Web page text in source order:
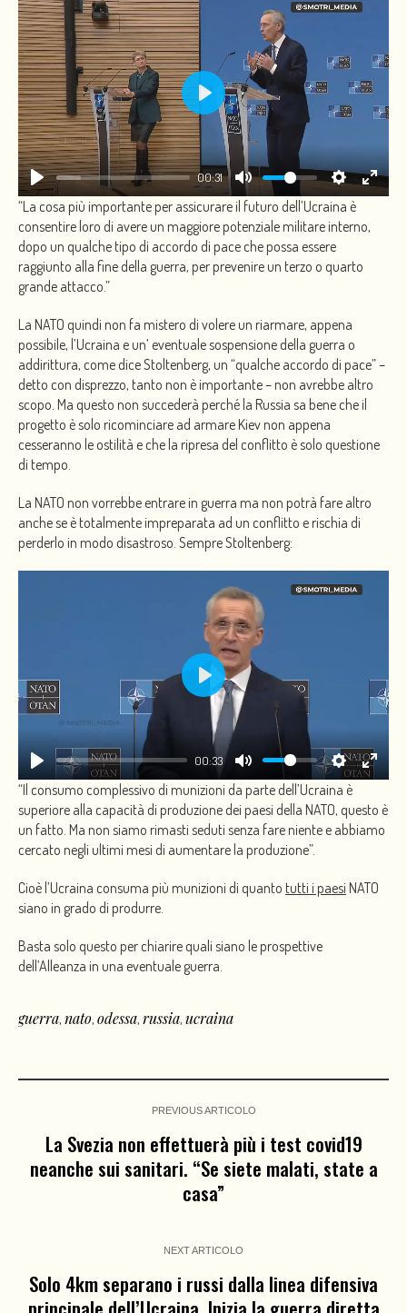
00:31
PLAY
“La cosa più importante per assicurare il futuro dell’Ucraina è
consentire loro di avere un maggiore potenziale militare interno,
dopo un qualche tipo di accordo di pace che possa essere
raggiunto alla fine della guerra, per prevenire un terzo o quarto
grande attacco.”
La NATO quindi non fa mistero di volere un riarmare, appena
possibile, l’Ucraina e un’ eventuale sospensione della guerra o
addirittura, come dice Stoltenberg, un “qualche accordo di pace” –
detto con disprezzo, tanto non è importante – non avrebbe altro
scopo. Ma questo non succederà perché la Russia sa bene che il
progetto è solo ricominciare ad armare Kiev non appena
cesseranno le ostilità e che la ripresa del conflitto è solo questione
di tempo.
La NATO non vorrebbe entrare in guerra ma non potrà fare altro
anche se è totalmente impreparata ad un conflitto e rischia di
perderlo in modo disastroso. Sempre Stoltenberg:
00:33
PLAY
“Il consumo complessivo di munizioni da parte dell’Ucraina è
superiore alla capacità di produzione dei paesi della NATO, questo è
un fatto. Ma non siamo rimasti seduti senza fare niente e abbiamo
cercato negli ultimi mesi di aumentare la produzione”.
Cioè l’Ucraina consuma più munizioni di quanto tutti i paesi NATO
siano in grado di produrre.
Basta solo questo per chiarire quali siano le prospettive
dell’Alleanza in una eventuale guerra.
guerra, nato, odessa, russia, ucraina
PREVIOUS ARTICOLO
La Svezia non effettuerà più i test covid19
neanche sui sanitari. “Se siete malati, state a
casa”
NEXT ARTICOLO
Solo 4km separano i russi dalla linea difensiva